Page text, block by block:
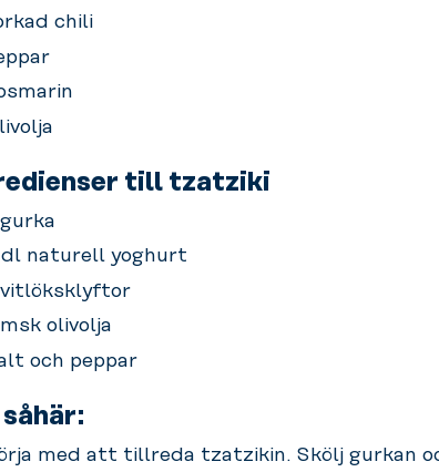
chili
till tzatziki
naturell yoghurt
olivolja
och peppar
med att tillreda tzatzikin. Skölj gurkan